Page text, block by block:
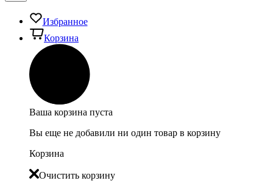
Избранное
Корзина
Ваша корзина пуста
Вы еще не добавили ни один товар в корзину
Корзина
Очистить корзину